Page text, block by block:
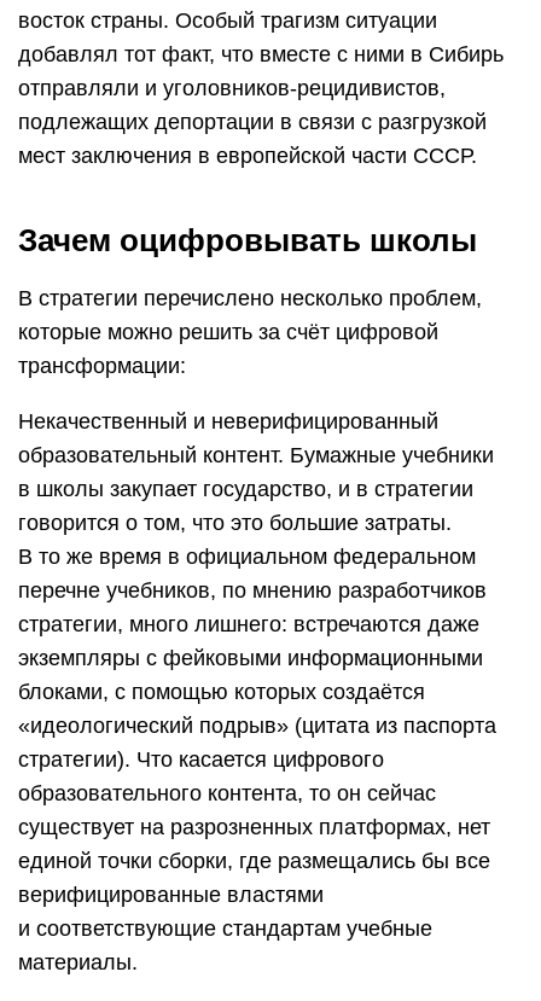
восток страны. Особый трагизм ситуации
добавлял тот факт, что вместе с ними в Сибирь
отправляли и уголовников-рецидивистов,
подлежащих депортации в связи с разгрузкой
мест заключения в европейской части СССР.
Зачем оцифровывать школы
В стратегии перечислено несколько проблем,
которые можно решить за счёт цифровой
трансформации:
Некачественный и неверифицированный
образовательный контент. Бумажные учебники
в школы закупает государство, и в стратегии
говорится о том, что это большие затраты.
В то же время в официальном федеральном
перечне учебников, по мнению разработчиков
стратегии, много лишнего: встречаются даже
экземпляры с фейковыми информационными
блоками, с помощью которых создаётся
«идеологический подрыв» (цитата из паспорта
стратегии). Что касается цифрового
образовательного контента, то он сейчас
существует на разрозненных платформах, нет
единой точки сборки, где размещались бы все
верифицированные властями
и соответствующие стандартам учебные
материалы.